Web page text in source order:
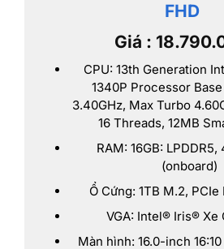
FHD
Giá :
CPU: 13th Generation
1340P Processor
3.40GHz, Max Turbo
16 Threads, 12MB
RAM: 16GB:
(onboard)
Ổ Cứng: 1TB M.2, PCIe
VGA: Intel® Iris® Xe
Màn hình: 16.0-inch